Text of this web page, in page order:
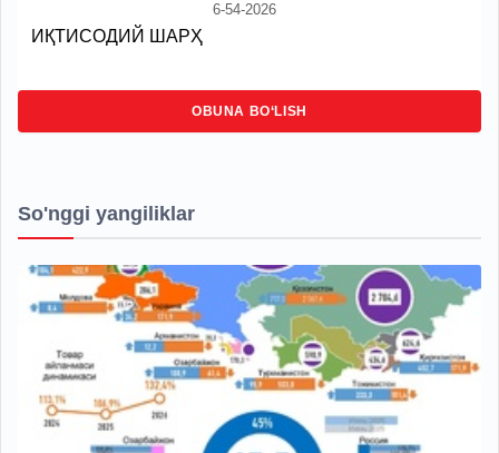
6-54-2026
ИҚТИСОДИЙ ШАРҲ
OBUNA BO‘LISH
So'nggi yangiliklar